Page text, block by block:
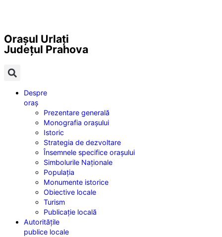
Orașul Urlați
Județul Prahova
Despre
oraș
Prezentare generală
Monografia orașului
Istoric
Strategia de dezvoltare
Însemnele specifice orașului
Simbolurile Naționale
Populația
Monumente istorice
Obiective locale
Turism
Publicație locală
Autoritățile
publice locale